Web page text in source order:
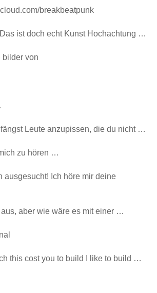
breakbeatpunk
ist doch echt Kunst Hochachtung …
bilder von
Leute anzupissen, die du nicht …
zu hören …
ausgesucht! Ich höre mir deine
aber wie wäre es mit einer …
this cost you to build I like to build …